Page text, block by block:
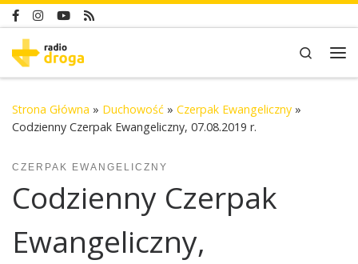
Skip to content
Search
Strona Główna » Duchowość » Czerpak Ewangeliczny »
Codzienny Czerpak Ewangeliczny, 07.08.2019 r.
CZERPAK EWANGELICZNY
Codzienny Czerpak
Ewangeliczny,